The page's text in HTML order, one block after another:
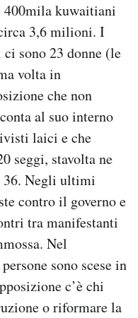
400mila kuwaitiani
3,6 milioni. I
sono 23 donne (le
volta in
che non
al suo interno
laici e che
seggi, stavolta ne
36. Negli ultimi
contro il governo e
tra manifestanti
Nel
sono scese in
c’è chi
o riformare la